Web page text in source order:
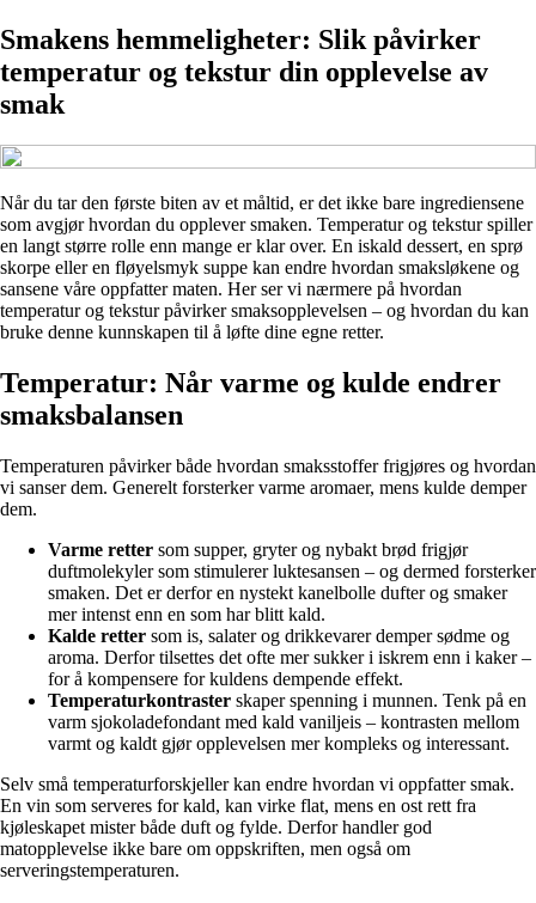
Smakens hemmeligheter: Slik påvirker
temperatur og tekstur din opplevelse av
smak
Når du tar den første biten av et måltid, er det ikke bare ingrediensene
som avgjør hvordan du opplever smaken. Temperatur og tekstur spiller
en langt større rolle enn mange er klar over. En iskald dessert, en sprø
skorpe eller en fløyelsmyk suppe kan endre hvordan smaksløkene og
sansene våre oppfatter maten. Her ser vi nærmere på hvordan
temperatur og tekstur påvirker smaksopplevelsen – og hvordan du kan
bruke denne kunnskapen til å løfte dine egne retter.
Temperatur: Når varme og kulde endrer
smaksbalansen
Temperaturen påvirker både hvordan smaksstoffer frigjøres og hvordan
vi sanser dem. Generelt forsterker varme aromaer, mens kulde demper
dem.
Varme retter som supper, gryter og nybakt brød frigjør
duftmolekyler som stimulerer luktesansen – og dermed forsterker
smaken. Det er derfor en nystekt kanelbolle dufter og smaker
mer intenst enn en som har blitt kald.
Kalde retter som is, salater og drikkevarer demper sødme og
aroma. Derfor tilsettes det ofte mer sukker i iskrem enn i kaker –
for å kompensere for kuldens dempende effekt.
Temperaturkontraster skaper spenning i munnen. Tenk på en
varm sjokoladefondant med kald vaniljeis – kontrasten mellom
varmt og kaldt gjør opplevelsen mer kompleks og interessant.
Selv små temperaturforskjeller kan endre hvordan vi oppfatter smak.
En vin som serveres for kald, kan virke flat, mens en ost rett fra
kjøleskapet mister både duft og fylde. Derfor handler god
matopplevelse ikke bare om oppskriften, men også om
serveringstemperaturen.